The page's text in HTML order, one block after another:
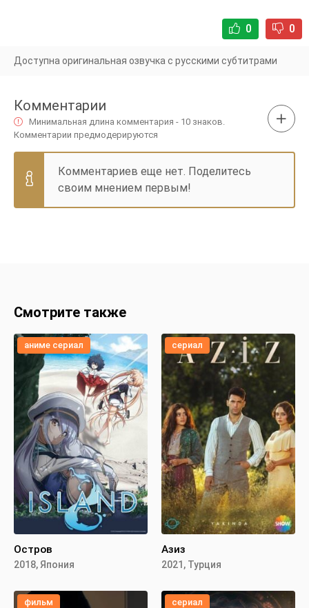
0 0
Доступна оригинальная озвучка с русскими субтитрами
Комментарии
Минимальная длина комментария - 10 знаков.
Комментарии предмодерируются
Комментариев еще нет. Поделитесь
своим мнением первым!
Смотрите также
аниме сериал
Остров
2018, Япония
сериал
Азиз
2021, Турция
фильм сериал